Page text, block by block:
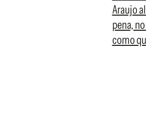
Araujo
pena,
como